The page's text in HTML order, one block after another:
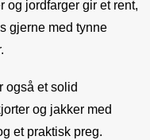
og jordfarger gir et rent,
gjerne med tynne
også et solid
og jakker med
et praktisk preg.